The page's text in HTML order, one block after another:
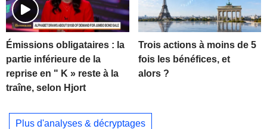
Émissions obligataires : la
partie inférieure de la
reprise en " K » reste à la
traîne, selon Hjort
Trois actions à moins de 5
fois les bénéfices, et
alors ?
Plus d'analyses & décryptages